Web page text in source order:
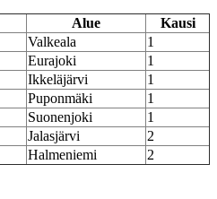
Alue
Kausi
Valkeala
1
Eurajoki
1
Ikkeläjärvi
1
Puponmäki
1
Suonenjoki
1
Jalasjärvi
2
Halmeniemi 2